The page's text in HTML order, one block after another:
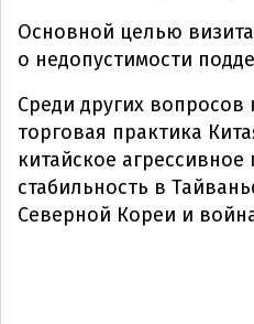
Основной целью
о недопустимости
Среди других
торговая практика
китайское
стабильность в
Северной Кореи и